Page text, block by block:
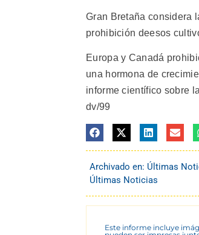
Gran Bretaña considera
prohibición deesos
Europa y Canadá
una hormona de
informe científico sobre
dv/99
Archivado en: Últimas
Últimas Noticias
Este informe incluye